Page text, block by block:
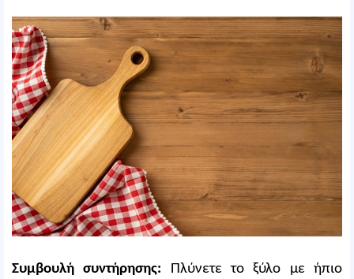
Συμβουλή συντήρησης: Πλύνετε το ξύλο με ήπιο